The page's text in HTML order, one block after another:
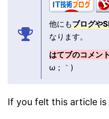
他にもブログや
なります。
はてブのコメン
ω；｀)
If you felt this article is